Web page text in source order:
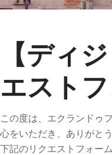
【ディ
エスト
この度は、エクランドゥ
心をいただき、ありがと
下記のリクエストフォー